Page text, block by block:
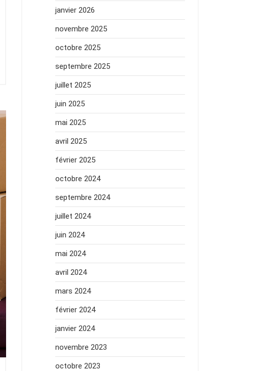
janvier 2026
novembre 2025
octobre 2025
septembre 2025
juillet 2025
juin 2025
mai 2025
avril 2025
février 2025
octobre 2024
septembre 2024
juillet 2024
juin 2024
mai 2024
avril 2024
mars 2024
février 2024
janvier 2024
novembre 2023
octobre 2023